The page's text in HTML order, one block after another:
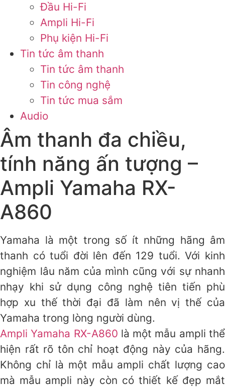
Đầu Hi-Fi
Ampli Hi-Fi
Phụ kiện Hi-Fi
Tin tức âm thanh
Tin tức âm thanh
Tin công nghệ
Tin tức mua sắm
Audio
Âm thanh đa chiều,
tính năng ấn tượng –
Ampli Yamaha RX-
A860
Yamaha là một trong số ít những hãng âm
thanh có tuổi đời lên đến 129 tuổi. Với kinh
nghiệm lâu năm của mình cũng với sự nhanh
nhạy khi sử dụng công nghệ tiên tiến phù
hợp xu thế thời đại đã làm nên vị thế của
Yamaha trong lòng người dùng.
Ampli Yamaha RX-A860 là một mẫu ampli thể
hiện rất rõ tôn chỉ hoạt động này của hãng.
Không chỉ là một mẫu ampli chất lượng cao
mà mẫu ampli này còn có thiết kế đẹp mắt